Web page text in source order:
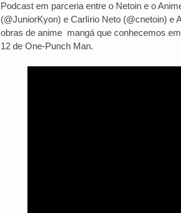
Podcast em parceria entre o Netoin e o
(@JuniorKyon) e Carlírio Neto (@cnetoin) e
obras de anime mangá que conhecemos
12 de One-Punch Man.